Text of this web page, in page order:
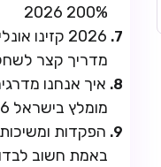
200% 2026
2026 קזינו
מדריך קצר
איך אנחנו
מומלץ בישראל 2026
הפקדות
באמת חשוב לבדוק